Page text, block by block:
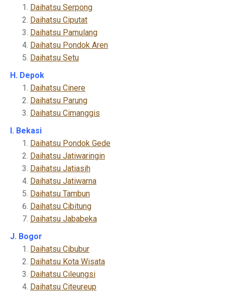
Daihatsu Serpong
Daihatsu Ciputat
Daihatsu Pamulang
Daihatsu Pondok Aren
Daihatsu Setu
H. Depok
Daihatsu Cinere
Daihatsu Parung
Daihatsu Cimanggis
I. Bekasi
Daihatsu Pondok Gede
Daihatsu Jatiwaringin
Daihatsu Jatiasih
Daihatsu Jatiwarna
Daihatsu Tambun
Daihatsu Cibitung
Daihatsu Jababeka
J. Bogor
Daihatsu Cibubur
Daihatsu Kota Wisata
Daihatsu Cileungsi
Daihatsu Citeureup